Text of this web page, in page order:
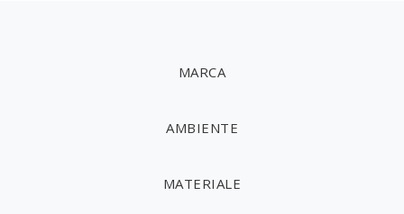
MARCA
AMBIENTE
MATERIALE